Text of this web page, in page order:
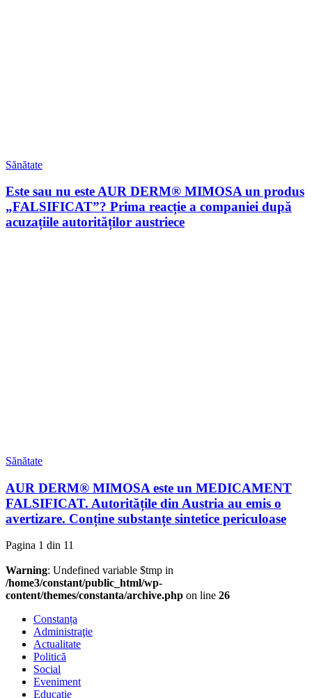
Sănătate
Este sau nu este AUR DERM® MIMOSA un produs
„FALSIFICAT”? Prima reacție a companiei după
acuzațiile autorităților austriece
Sănătate
AUR DERM® MIMOSA este un MEDICAMENT
FALSIFICAT. Autoritățile din Austria au emis o
avertizare. Conține substanțe sintetice periculoase
Pagina 1 din 11
Warning: Undefined variable $tmp in
/home3/constant/public_html/wp-
content/themes/constanta/archive.php on line 26
Constanța
Administraţie
Actualitate
Politică
Social
Eveniment
Educaţie